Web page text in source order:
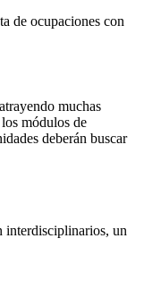
de ocupaciones con
muchas
módulos de
deberán buscar
interdisciplinarios, un